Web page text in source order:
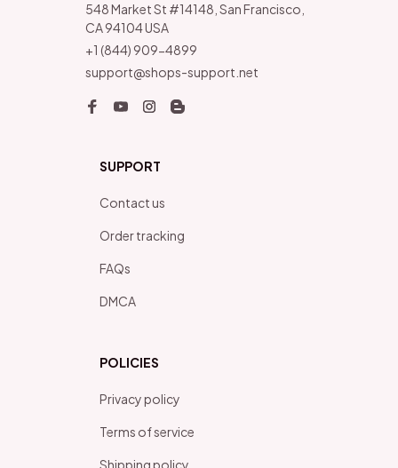
548 Market St #14148, San Francisco,
CA 94104 USA
+1 (844) 909-4899
support@shops-support.net
SUPPORT
Contact us
Order tracking
FAQs
DMCA
POLICIES
Privacy policy
Terms of service
Shipping policy